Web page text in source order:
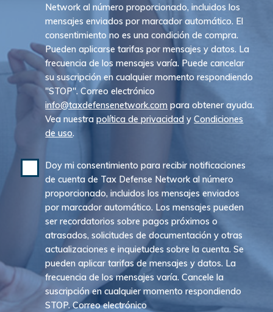
Network al número proporcionado, incluidos los
mensajes enviados por marcador automático. El
consentimiento no es una condición de compra.
Pueden aplicarse tarifas por mensajes y datos. La
frecuencia de los mensajes varía. Puede cancelar
su suscripción en cualquier momento respondiendo
"STOP". Correo electrónico
info@taxdefensenetwork.com para obtener ayuda.
Vea nuestrapolítica de privacidad yCondiciones
de uso.
Doy mi consentimiento para recibir notificaciones
de cuenta de Tax Defense Network al número
proporcionado, incluidos los mensajes enviados
por marcador automático. Los mensajes pueden
ser recordatorios sobre pagos próximos o
atrasados, solicitudes de documentación y otras
actualizaciones e inquietudes sobre la cuenta. Se
pueden aplicar tarifas de mensajes y datos. La
frecuencia de los mensajes varía. Cancele la
suscripción en cualquier momento respondiendo
STOP. Correo electrónico